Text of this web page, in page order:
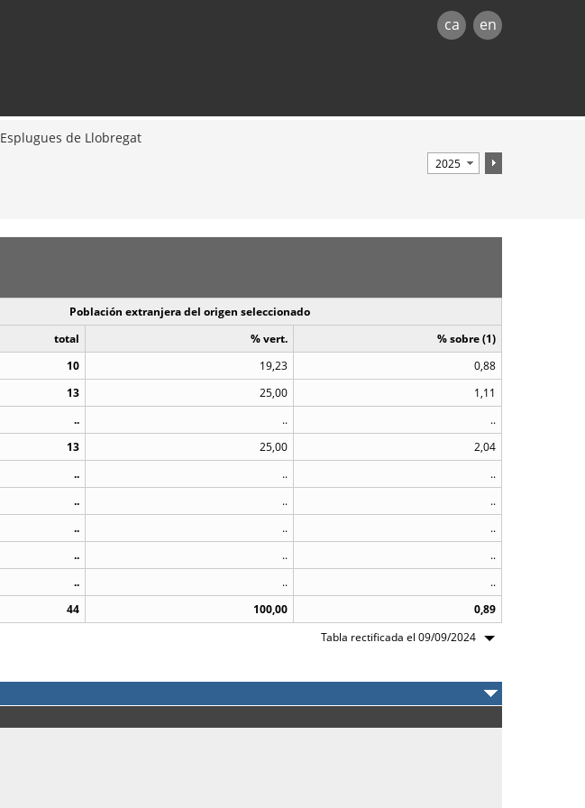
ca en
Esplugues de Llobregat
Población extranjera del origen seleccionado
total % vert.
% sobre (1)
10 19,23
0,88
13 25,00
1,11
.. ..
..
13 25,00
2,04
.. ..
..
.. ..
..
.. ..
..
.. ..
..
.. ..
..
44 100,00
0,89
Tabla rectificada el 09/09/2024